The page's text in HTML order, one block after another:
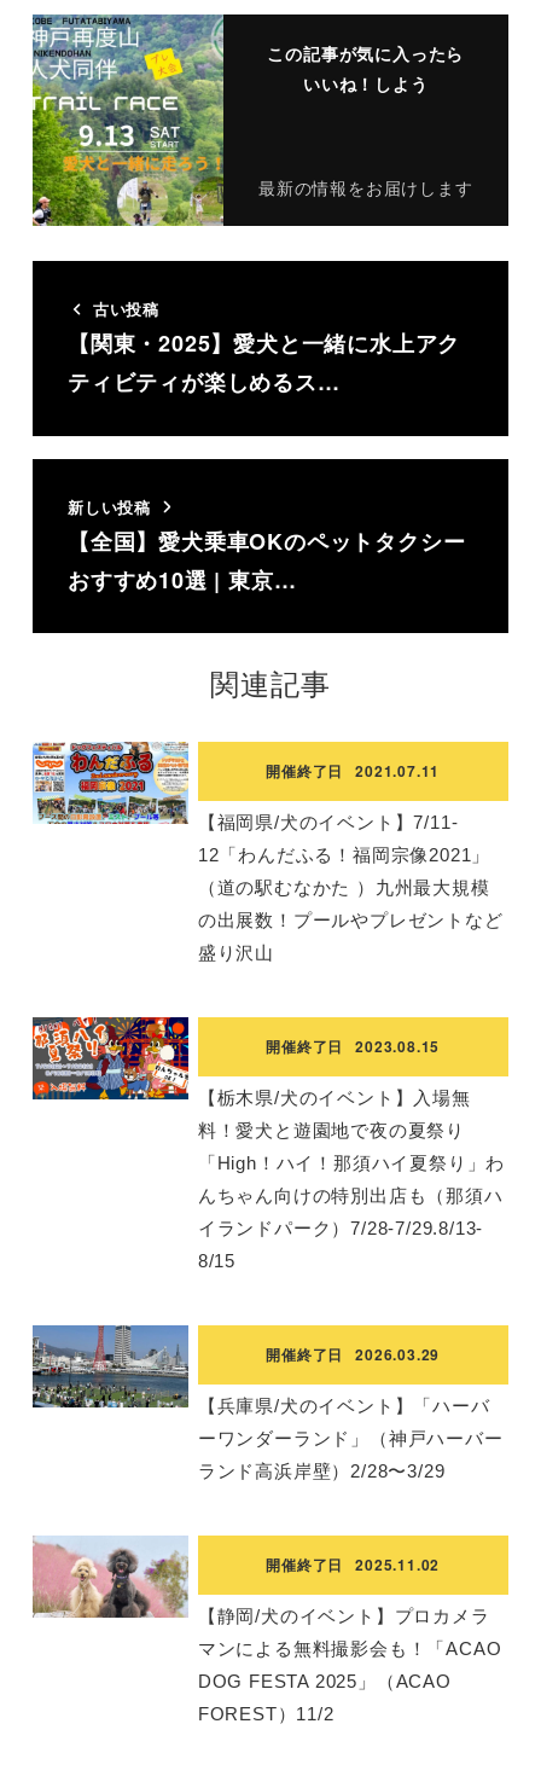
この記事が気に入ったら
いいね！しよう
最新の情報をお届けします
古い投稿
【関東・2025】愛犬と一緒に水上アク
ティビティが楽しめるス…
新しい投稿
【全国】愛犬乗車OKのペットタクシー
おすすめ10選 | 東京…
関連記事
開催終了日 2021.07.11
【福岡県/犬のイベント】7/11-
12「わんだふる！福岡宗像2021」
（道の駅むなかた ）九州最大規模
の出展数！プールやプレゼントなど
盛り沢山
開催終了日 2023.08.15
【栃木県/犬のイベント】入場無
料！愛犬と遊園地で夜の夏祭り
「High！ハイ！那須ハイ夏祭り」わ
んちゃん向けの特別出店も（那須ハ
イランドパーク）7/28-7/29.8/13-
8/15
開催終了日 2026.03.29
【兵庫県/犬のイベント】「ハーバ
ーワンダーランド」（神戸ハーバー
ランド高浜岸壁）2/28〜3/29
開催終了日 2025.11.02
【静岡/犬のイベント】プロカメラ
マンによる無料撮影会も！「ACAO
DOG FESTA 2025」（ACAO
FOREST）11/2